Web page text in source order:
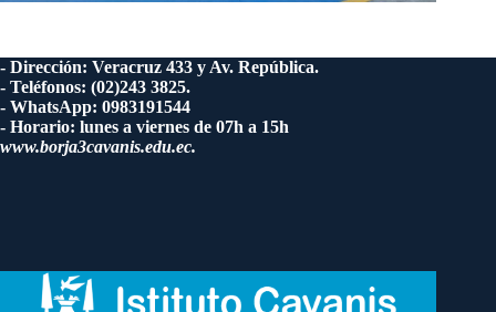
- Dirección: Veracruz 433 y Av. República.
- Teléfonos: (02)243 3825.
- WhatsApp: 0983191544
- Horario: lunes a viernes de 07h a 15h
www.borja3cavanis.edu.ec.